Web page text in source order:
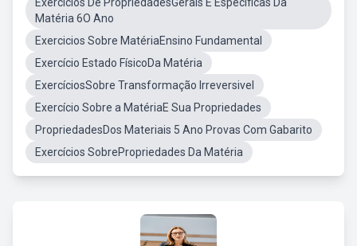
Matéria 6O Ano
Exercicios Sobre MatériaEnsino Fundamental
Exercício Estado FísicoDa Matéria
ExercíciosSobre Transformação Irreversivel
Exercício Sobre a MatériaE Sua Propriedades
PropriedadesDos Materiais 5 Ano Provas Com Gabarito
Exercícios SobrePropriedades Da Matéria